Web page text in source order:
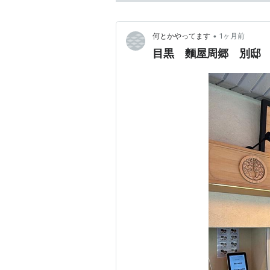
何とかやってます • 1ヶ月前
目黒 麵屋周郷 別